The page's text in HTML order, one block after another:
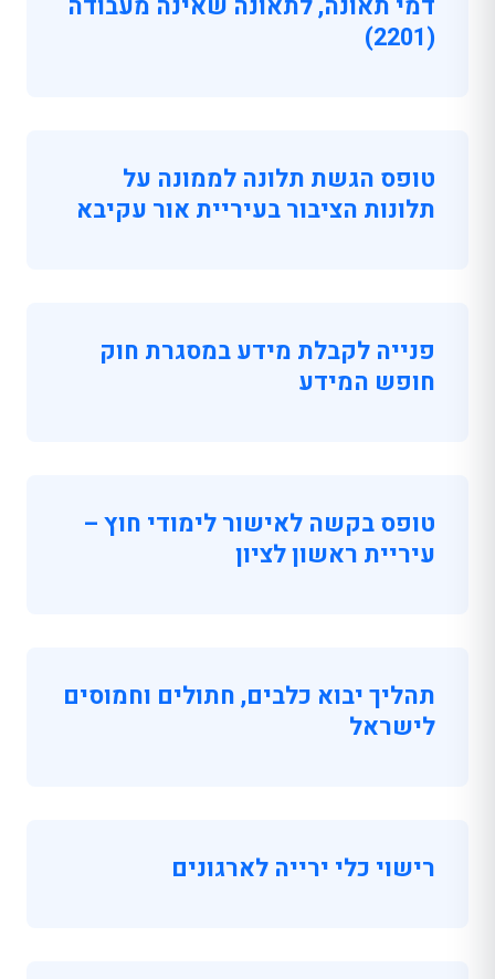
(2201)
טופס הגשת תלונה לממונה על
תלונות הציבור בעיריית אור עקיבא
פנייה לקבלת מידע במסגרת חוק
חופש המידע
טופס בקשה לאישור לימודי חוץ –
עיריית ראשון לציון
תהליך יבוא כלבים, חתולים וחמוסים
לישראל
רישוי כלי ירייה לארגונים